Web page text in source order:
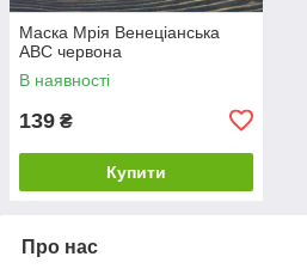
Маска Мрія Венеціанська
АВС червона
В наявності
139 ₴
Купити
Про нас